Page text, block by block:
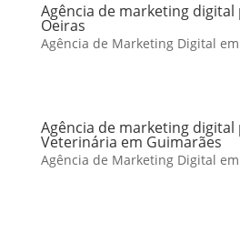
Agência de marketing digital
Oeiras
Agência de Marketing Digital
Agência de marketing digital
Veterinária em Guimarães
Agência de Marketing Digital